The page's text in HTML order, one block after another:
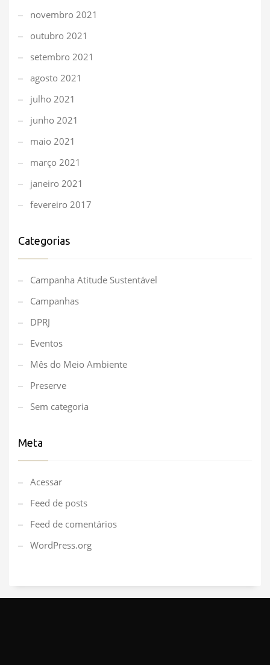
novembro 2021
outubro 2021
setembro 2021
agosto 2021
julho 2021
junho 2021
maio 2021
março 2021
janeiro 2021
fevereiro 2017
Categorias
Campanha Atitude Sustentável
Campanhas
DPRJ
Eventos
Mês do Meio Ambiente
Preserve
Sem categoria
Meta
Acessar
Feed de posts
Feed de comentários
WordPress.org